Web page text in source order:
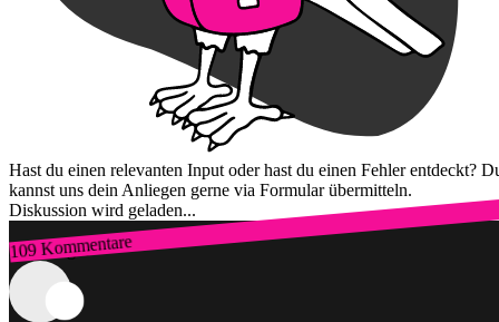
Hast du einen relevanten Input oder hast du einen Fehler entdeckt?
kannst uns dein Anliegen gerne via Formular übermitteln.
Diskussion wird geladen...
109 Kommentare
Zum Login